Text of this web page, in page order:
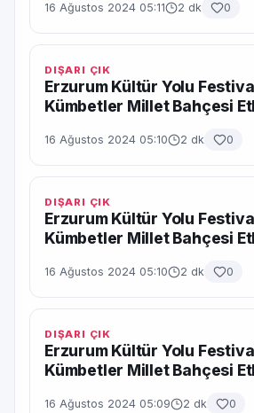
16 Ağustos 2024 05:11 2 dk 0
DIŞARI ÇIK
Erzurum Kültür Yolu
Kümbetler Millet Bahçesi
16 Ağustos 2024 05:10 2 dk 0
DIŞARI ÇIK
Erzurum Kültür Yolu
Kümbetler Millet Bahçesi
16 Ağustos 2024 05:10 2 dk 0
DIŞARI ÇIK
Erzurum Kültür Yolu
Kümbetler Millet Bahçesi
16 Ağustos 2024 05:09 2 dk 0